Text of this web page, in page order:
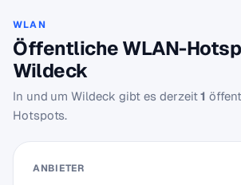
WLAN
Öffentliche WLAN-
Wildeck
In und um Wildeck gibt es derzeit1
Hotspots.
ANBIETER